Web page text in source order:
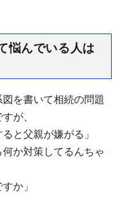
悩んでいる人は
を書いて相続の問題
が、
と父親が嫌がる」
何か対策してるんちゃ
か」